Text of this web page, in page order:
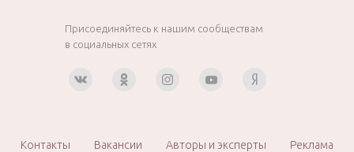
Присоединяйтесь к нашим сообществам
в социальных сетях
Контакты Вакансии Авторы и эксперты Реклама